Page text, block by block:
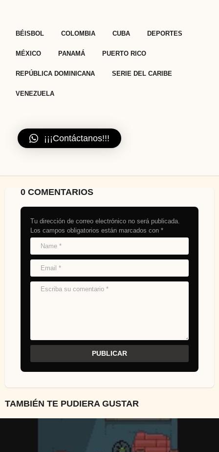
BÉISBOL COLOMBIA CUBA DEPORTES
MÉXICO PANAMÁ PUERTO RICO
REPÚBLICA DOMINICANA SERIE DEL CARIBE
VENEZUELA
¡¡¡Contáctanos!!!
0 COMENTARIOS
Tu dirección de correo electrónico no será publicada.
Los campos obligatorios están marcados con *
TAMBIÉN TE PUDIERA GUSTAR